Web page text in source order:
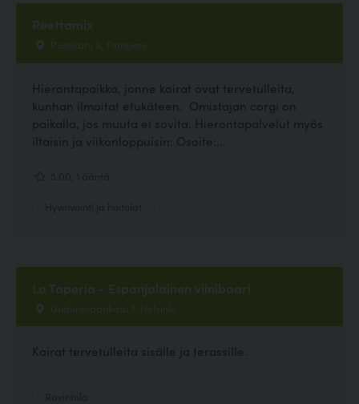
Reettamix
Postikatu 3, Tampere
Hierontapaikka, jonne koirat ovat tervetulleita,
kunhan ilmoitat etukäteen. Omistajan corgi on
paikalla, jos muuta ei sovita. Hierontapalvelut myös
iltaisin ja viikonloppuisin: Osoite:...
La Tapería - Espanjalainen viinibaari
Uudenmaankatu 7, Helsinki
Koirat tervetulleita sisälle ja terassille.